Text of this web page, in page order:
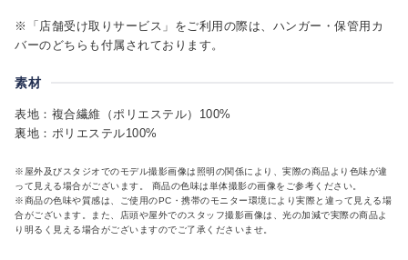
※「店舗受け取りサービス」をご利用の際は、ハンガー・保管用カ
バーのどちらも付属されております。
素材
表地：複合繊維（ポリエステル）100%
裏地：ポリエステル100%
※屋外及びスタジオでのモデル撮影画像は照明の関係により、実際の商品より色味が違
って見える場合がございます。 商品の色味は単体撮影の画像をご参考ください。
※商品の色味や質感は、ご使用のPC・携帯のモニター環境により実際と違って見える場
合がございます。また、店頭や屋外でのスタッフ撮影画像は、光の加減で実際の商品よ
り明るく見える場合がございますのでご了承くださいませ。